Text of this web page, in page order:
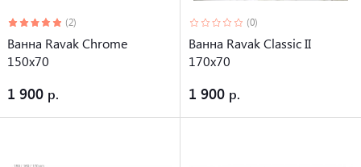
(2)
Ванна Ravak Chrome
150x70
1 900
(0)
Ванна Ravak Classic II
170x70
1 900